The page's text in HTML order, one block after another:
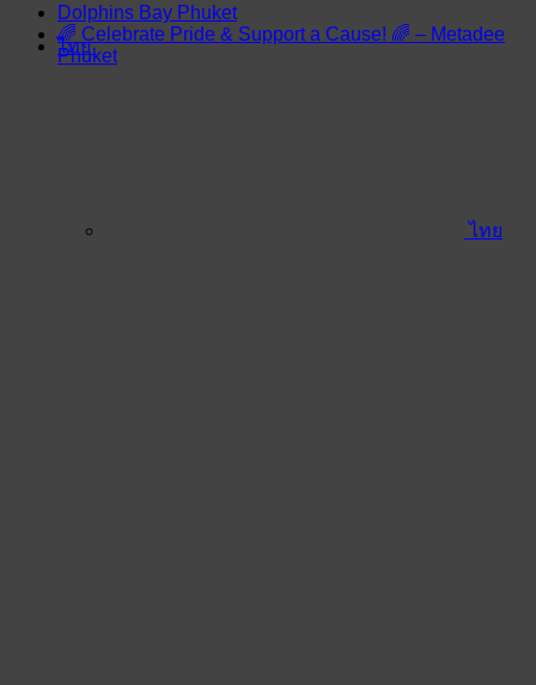
ไทย
ไทย
Dolphins Bay Phuket
🌈 Celebrate Pride & Support a Cause! 🌈 – Metadee
Phuket